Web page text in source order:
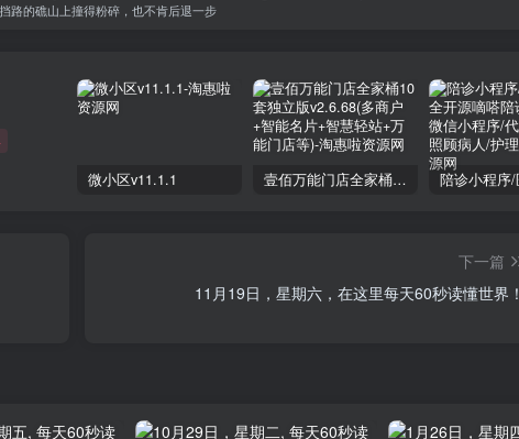
路的礁山上撞得粉碎，也不肯后退一步
微小区v11.1.1 壹佰万能门店全家桶10套独立版v2.6.68(​多商户+智能名片+智慧轻站+万能门店等)
下一篇
11月19日，星期六，在这里每天60秒读懂世界！